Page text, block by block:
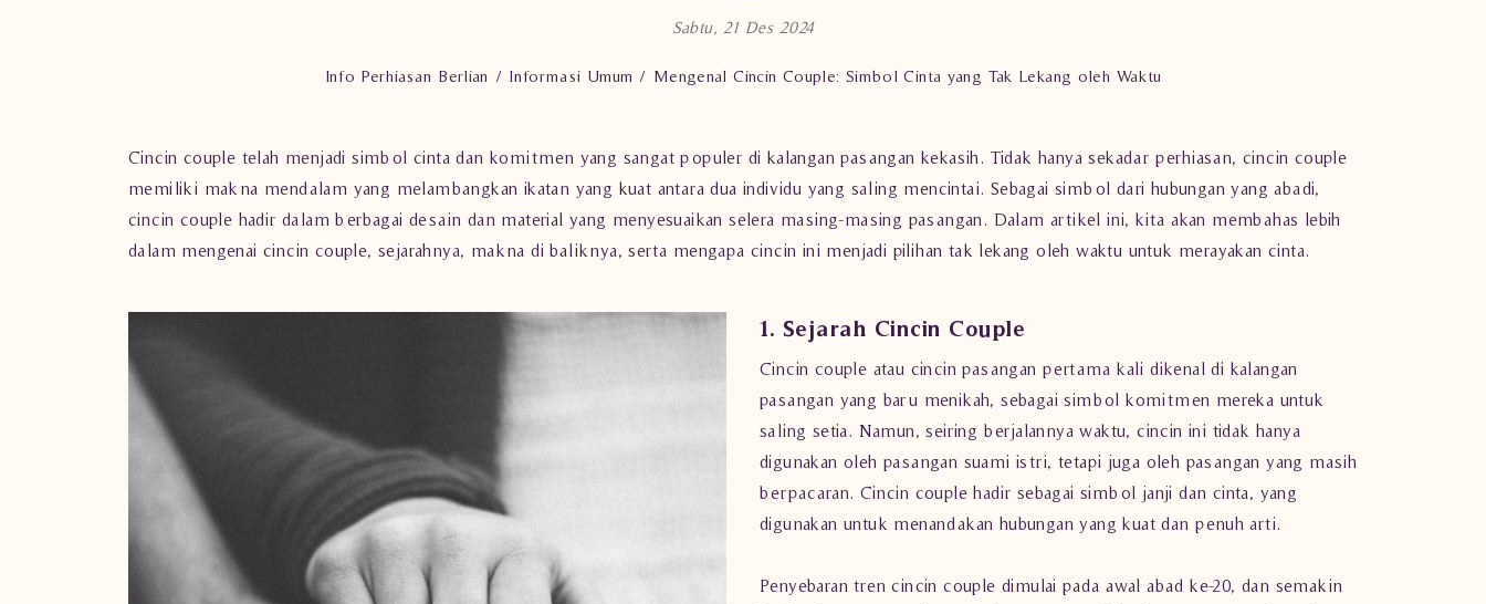
Sabtu, 21 Des 2024
Info Perhiasan Berlian Informasi Umum Mengenal Cincin Couple: Simbol Cinta yang Tak Lekang oleh Waktu
Cincin couple telah menjadi simbol cinta dan komitmen yang sangat populer di kalangan pasangan kekasih. Tidak hanya sekadar perhiasan, cincin couple
memiliki makna mendalam yang melambangkan ikatan yang kuat antara dua individu yang saling mencintai. Sebagai simbol dari hubungan yang abadi,
cincin couple hadir dalam berbagai desain dan material yang menyesuaikan selera masing-masing pasangan. Dalam artikel ini, kita akan membahas lebih
dalam mengenai cincin couple, sejarahnya, makna di baliknya, serta mengapa cincin ini menjadi pilihan tak lekang oleh waktu untuk merayakan cinta.
1. Sejarah Cincin Couple
Cincin couple atau cincin pasangan pertama kali dikenal di kalangan
pasangan yang baru menikah, sebagai simbol komitmen mereka untuk
saling setia. Namun, seiring berjalannya waktu, cincin ini tidak hanya
digunakan oleh pasangan suami istri, tetapi juga oleh pasangan yang masih
berpacaran. Cincin couple hadir sebagai simbol janji dan cinta, yang
digunakan untuk menandakan hubungan yang kuat dan penuh arti.
Penyebaran tren cincin couple dimulai pada awal abad ke-20, dan semakin